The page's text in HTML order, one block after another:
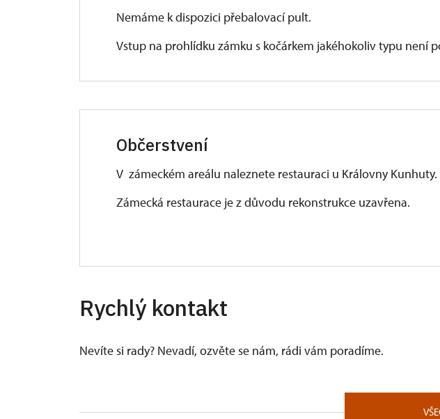
Nemáme k dispozici přebalovací pult.
Vstup na prohlídku zámku s kočárkem jakéhokoliv typu není
Občerstvení
V zámeckém areálu naleznete restauraci u Královny Kunhuty.
Zámecká restaurace je z důvodu rekonstrukce uzavřena.
Rychlý kontakt
Nevíte si rady? Nevadí, ozvěte se nám, rádi vám poradíme.